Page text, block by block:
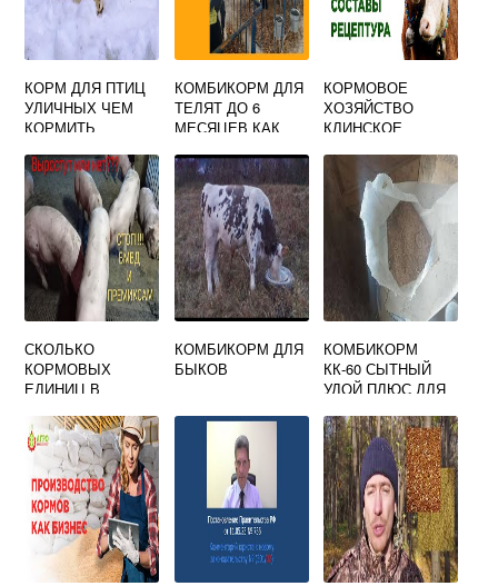
КОРМ ДЛЯ ПТИЦ
УЛИЧНЫХ ЧЕМ
КОРМИТЬ
КОМБИКОРМ ДЛЯ
ТЕЛЯТ ДО 6
МЕСЯЦЕВ КАК
КОРМОВОЕ
ХОЗЯЙСТВО
КЛИНСКОЕ
СКОЛЬКО
КОРМОВЫХ
ЕДИНИЦ В
КОМБИКОРМ ДЛЯ
БЫКОВ
КОМБИКОРМ
КК-60 СЫТНЫЙ
УДОЙ ПЛЮС ДЛЯ